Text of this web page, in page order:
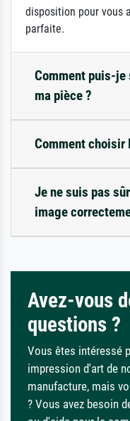
disposition pour vous
parfaite.
Comment puis-
ma pièce ?
Comment choisir
Je ne suis pas
image
Avez-vous
questions ?
Vous êtes intéressé
impression d'art de
manufacture, mais
? Vous avez besoin